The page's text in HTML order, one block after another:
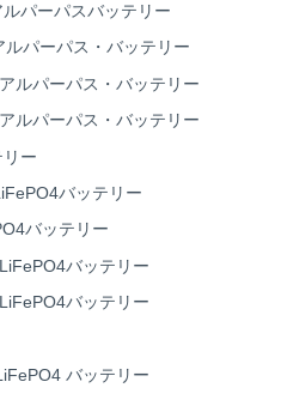
パーパスバッテリー
パーパス・バッテリー
ルパーパス・バッテリー
ルパーパス・バッテリー
ー
バッテリー
バッテリー
バッテリー
バッテリー
バッテリー